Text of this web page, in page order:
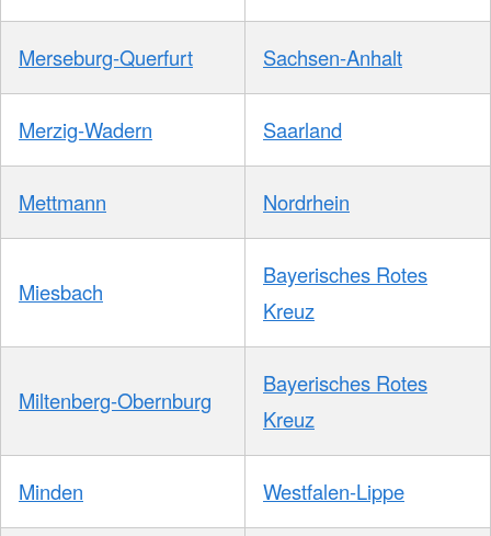
Merseburg-Querfurt Sachsen-Anhalt
Merzig-Wadern Saarland
Mettmann Nordrhein
Miesbach
Bayerisches Rotes
Kreuz
Miltenberg-Obernburg
Bayerisches Rotes
Kreuz
Minden Westfalen-Lippe